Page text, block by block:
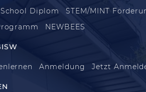
Diplom
STEM/MINT
NEWBEES
Anmeldung Jetzt